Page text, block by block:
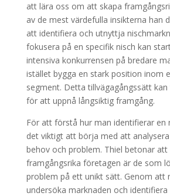
att lära oss om att skapa
av de mest värdefulla insikterna han
att identifiera och utnyttja
fokusera på en specifik nisch kan
intensiva konkurrensen på bredare
istället bygga en stark position inom
segment. Detta tillvägagångssätt
för att uppnå långsiktig framgång.
För att förstå hur man identifierar en
det viktigt att börja med att
behov och problem. Thiel betonar
framgångsrika företagen är de som
problem på ett unikt sätt. Genom att
undersöka marknaden och